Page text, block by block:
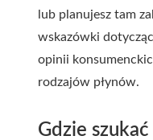
lub planujesz tam
wskazówki
opinii
rodzajów płynów.
Gdzie